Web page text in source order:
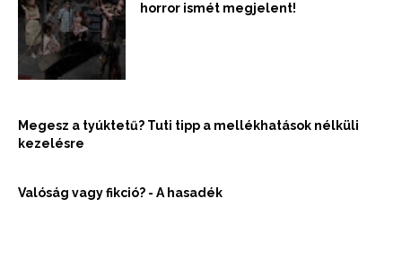
horror ismét megjelent!
Megesz a tyúktetű? Tuti tipp a mellékhatások nélküli
kezelésre
Valóság vagy fikció? - A hasadék